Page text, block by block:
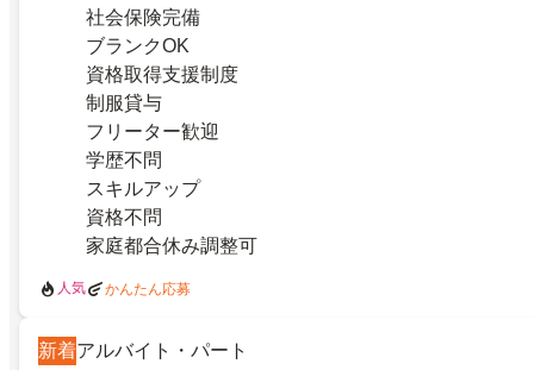
社会保険完備
ブランクOK
資格取得支援制度
制服貸与
フリーター歓迎
学歴不問
スキルアップ
資格不問
家庭都合休み調整可
人気 かんたん応募
新着アルバイト・パート